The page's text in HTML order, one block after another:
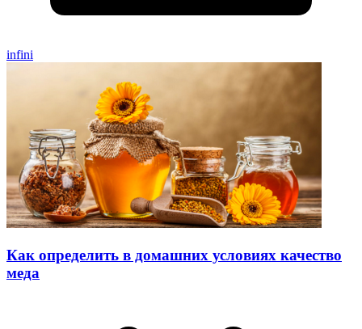
infini
Как определить в домашних условиях качество
меда